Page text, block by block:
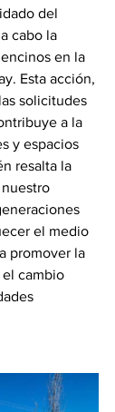
del
cabo la
en la
Esta acción,
solicitudes
a la
y espacios
resalta la
el medio
promover la
cambio